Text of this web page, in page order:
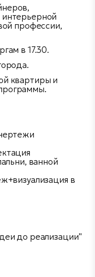
интерьерной
профессии,
в 17.30.
квартиры и
ванной
в
до реализации"